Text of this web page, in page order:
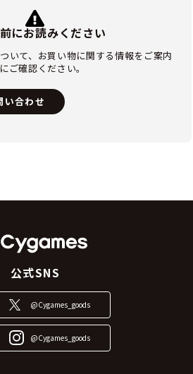
にお読みください
いて、お買い物に関する情報をご案内
ご確認ください。
い合わせ
公式SNS
@Cygames_goods
@Cygames_goods